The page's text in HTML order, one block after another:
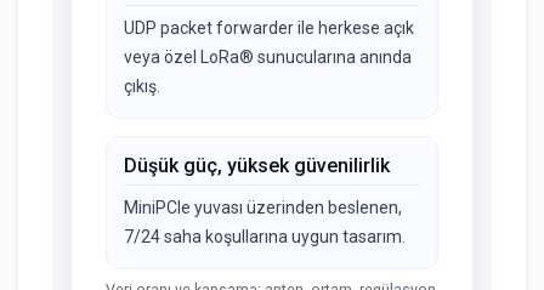
UDP packet forwarder ile herkese açık
veya özel LoRa® sunucularına anında
çıkış.
Düşük güç, yüksek güvenilirlik
MiniPCIe yuvası üzerinden beslenen,
7/24 saha koşullarına uygun tasarım.